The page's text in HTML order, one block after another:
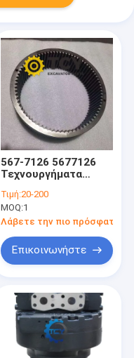
567-7126 5677126
Τεχνουργήματα
κατηγορία 320gc
323gc 323d3
Τιμή:20-200
MOQ:1
Λάβετε την πιο πρόσφατη
Επικοινωνήστε